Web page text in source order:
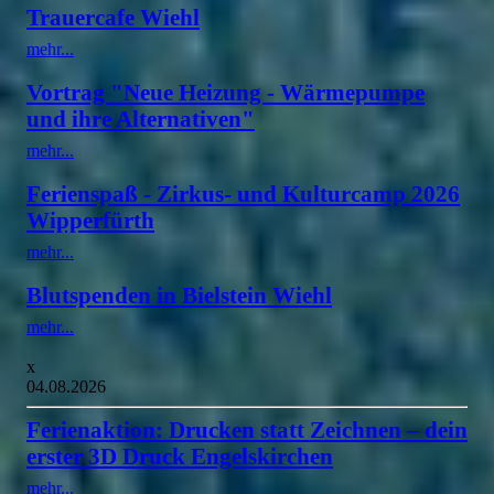
Trauercafe Wiehl
mehr...
Vortrag "Neue Heizung - Wärmepumpe
und ihre Alternativen"
mehr...
Ferienspaß - Zirkus- und Kulturcamp 2026
Wipperfürth
mehr...
Blutspenden in Bielstein Wiehl
mehr...
x
04.08.2026
Ferienaktion: Drucken statt Zeichnen – dein
erster 3D Druck Engelskirchen
mehr...